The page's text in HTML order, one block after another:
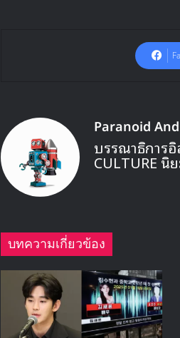
Paranoid
บรรณาธิการอิ
CULTURE นิ
บทความเกี่ยวข้อง